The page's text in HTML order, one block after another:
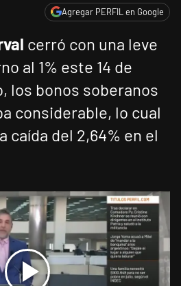
Agregar PERFIL en Google
cerró con una leve
al 1% este 14 de
los bonos soberanos
considerable, lo cual
caída del 2,64% en el